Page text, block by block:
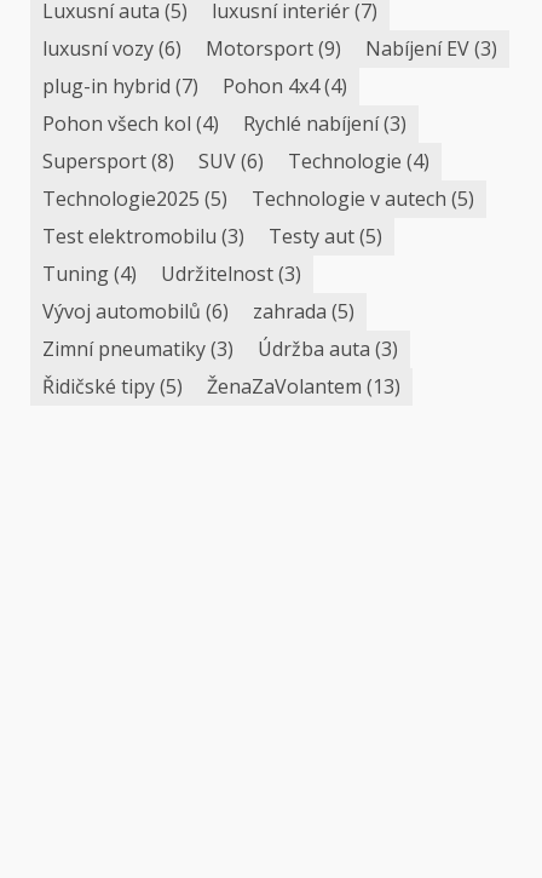
Luxusní auta (5) luxusní interiér(7)
luxusní vozy(6) Motorsport(9) Nabíjení EV(3)
plug-in hybrid (7) Pohon 4x4(4)
Pohon všech kol (4) Rychlé nabíjení(3)
Supersport(8) SUV(6) Technologie (4)
Technologie2025 (5) Technologie v autech (5)
Test elektromobilu (3) Testy aut(5)
Tuning(4) Udržitelnost(3)
Vývoj automobilů (6) zahrada (5)
Zimní pneumatiky(3) Údržba auta (3)
Řidičské tipy(5) ŽenaZaVolantem (13)